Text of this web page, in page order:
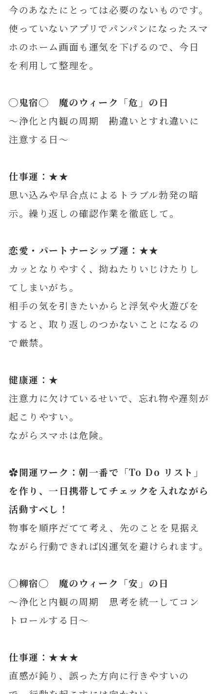
今のあなたにとっては必要のないものです。
使っていないアプリでパンパンになったスマ
ホのホーム画面も運気を下げるので、今日
を利用して整理を。
◯鬼宿◯ 魔のウィーク「危」の日
～浄化と内観の周期 勘違いとすれ違いに
注意する日～
仕事運：★★
思い込みや早合点によるトラブル勃発の暗
示。繰り返しの確認作業を徹底して。
恋愛・パートナーシップ運：★★
カッとなりやすく、拗ねたりいじけたりし
てしまいがち。
相手の気を引きたいからと浮気や火遊びを
すると、取り返しのつかないことになるの
で厳禁。
健康運：★
注意力に欠けているせいで、忘れ物や遅刻が
起こりやすい。
ながらスマホは危険。
✿開運ワーク：朝一番で「To Do リスト」
を作り、一日携帯してチェックを入れながら
活動すべし！
物事を順序だてて考え、先のことを見据え
ながら行動できれば凶運気を避けられます。
◯柳宿◯ 魔のウィーク「安」の日
～浄化と内観の周期 思考を統一してコン
トロールする日～
仕事運：★★★
直感が鈍り、誤った方向に行きやすいの